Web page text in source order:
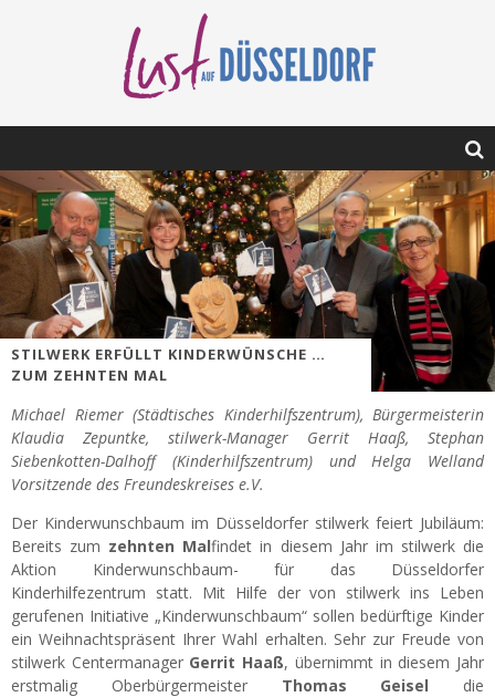
STILWERK ERFÜLLT KINDERWÜNSCHE …
ZUM ZEHNTEN MAL
Michael Riemer (Städtisches Kinderhilfszentrum), Bürgermeisterin
Klaudia Zepuntke, stilwerk-Manager Gerrit Haaß, Stephan
Siebenkotten-Dalhoff (Kinderhilfszentrum) und Helga Welland
Vorsitzende des Freundeskreises e.V.
Der Kinderwunschbaum im Düsseldorfer stilwerk feiert Jubiläum:
Bereits zum zehnten Malfindet in diesem Jahr im stilwerk die
Aktion Kinderwunschbaum- für das Düsseldorfer
Kinderhilfezentrum statt. Mit Hilfe der von stilwerk ins Leben
gerufenen Initiative „Kinderwunschbaum“ sollen bedürftige Kinder
ein Weihnachtspräsent Ihrer Wahl erhalten. Sehr zur Freude von
stilwerk Centermanager Gerrit Haaß, übernimmt in diesem Jahr
erstmalig Oberbürgermeister Thomas Geisel die